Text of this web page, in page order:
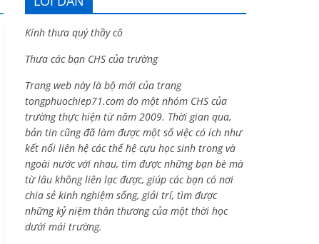
Kính thưa quý thầy cô
Thưa các bạn CHS của trường
Trang web này là bộ mới của trang
tongphuochiep71.com do một nhóm CHS của
trường thực hiện từ năm 2009. Thời gian qua,
bản tin cũng đã làm được một số việc có ích như
kết nối liên hệ các thế hệ cựu học sinh trong và
ngoài nước với nhau, tìm được những bạn bè mà
từ lâu không liên lạc được, giúp các bạn có nơi
chia sẻ kinh nghiệm sống, giải trí, tìm được
những kỷ niệm thân thương của một thời học
dưới mái trường.